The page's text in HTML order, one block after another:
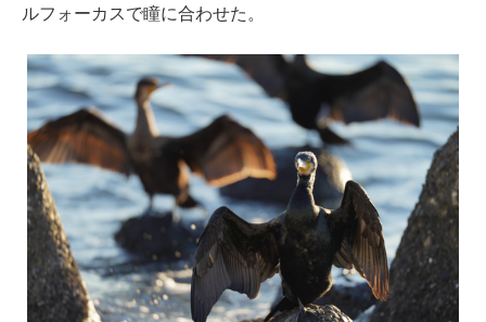
ルフォーカスで瞳に合わせた。